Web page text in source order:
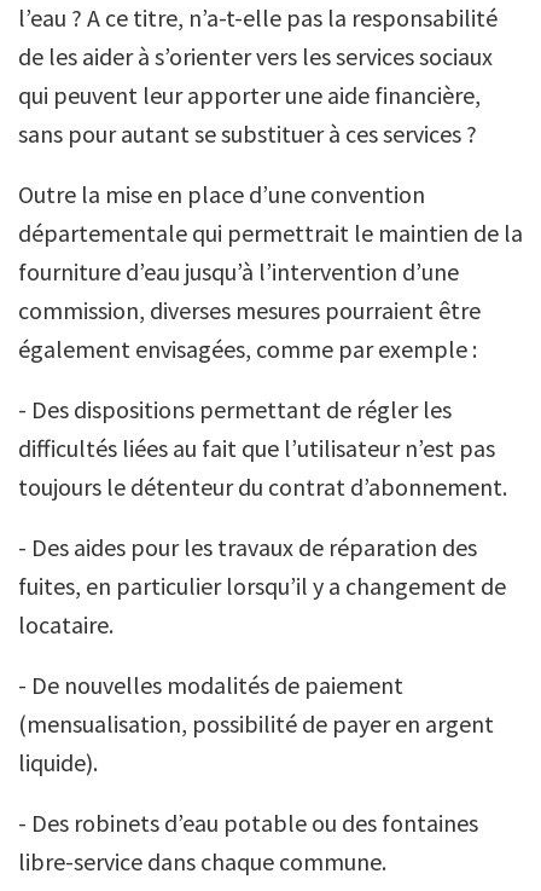
l’eau ? A ce titre, n’a-t-elle pas la responsabilité
de les aider à s’orienter vers les services sociaux
qui peuvent leur apporter une aide financière,
sans pour autant se substituer à ces services ?
Outre la mise en place d’une convention
départementale qui permettrait le maintien de la
fourniture d’eau jusqu’à l’intervention d’une
commission, diverses mesures pourraient être
également envisagées, comme par exemple :
- Des dispositions permettant de régler les
difficultés liées au fait que l’utilisateur n’est pas
toujours le détenteur du contrat d’abonnement.
- Des aides pour les travaux de réparation des
fuites, en particulier lorsqu’il y a changement de
locataire.
- De nouvelles modalités de paiement
(mensualisation, possibilité de payer en argent
liquide).
- Des robinets d’eau potable ou des fontaines
libre-service dans chaque commune.